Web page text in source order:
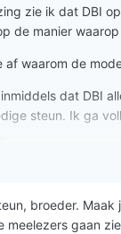
zie ik dat DBI
de manier
af waarom de
dat DBI
steun. Ik ga
broeder.
meelezers gaan